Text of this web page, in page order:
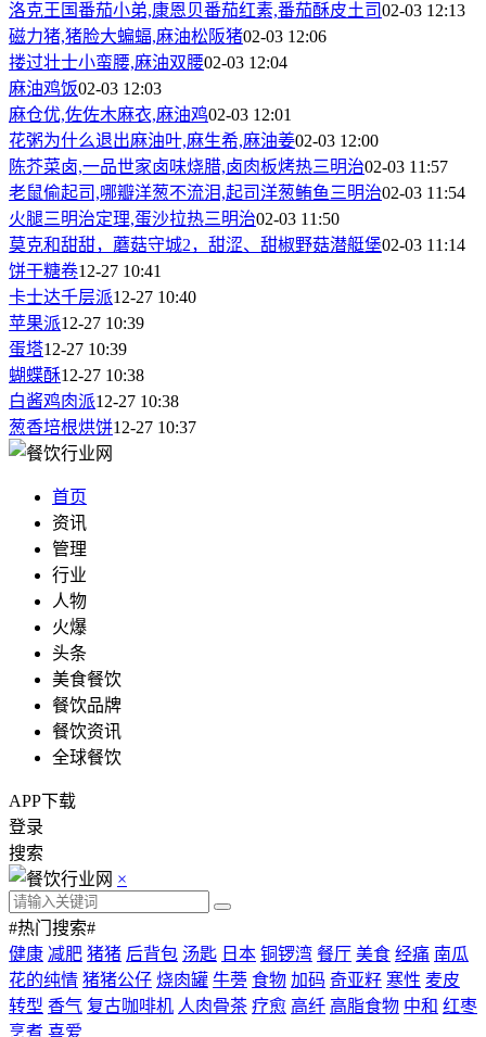
洛克王国番茄小弟,康恩贝番茄红素,番茄酥皮土司02-03 12:13
磁力猪,猪脸大蝙蝠,麻油松阪猪02-03 12:06
搂过壮士小蛮腰,麻油双腰02-03 12:04
麻油鸡饭02-03 12:03
麻仓优,佐佐木麻衣,麻油鸡02-03 12:01
花粥为什么退出麻油叶,麻生希,麻油姜02-03 12:00
陈芥菜卤,一品世家卤味烧腊,卤肉板烤热三明治02-03 11:57
老鼠偷起司,哪瓣洋葱不流泪,起司洋葱鲔鱼三明治02-03 11:54
火腿三明治定理,蛋沙拉热三明治02-03 11:50
莫克和甜甜，蘑菇守城2，甜涩、甜椒野菇潜艇堡02-03 11:14
饼干糖卷12-27 10:41
卡士达千层派12-27 10:40
苹果派12-27 10:39
蛋塔12-27 10:39
蝴蝶酥12-27 10:38
白酱鸡肉派12-27 10:38
葱香培根烘饼12-27 10:37
首页
资讯
管理
行业
人物
火爆
头条
美食餐饮
餐饮品牌
餐饮资讯
全球餐饮
APP下载
登录
搜索
×
#热门搜索#
健康 减肥 猪猪 后背包 汤匙 日本 铜锣湾 餐厅 美食 经痛 南瓜
花的纯情 猪猪公仔 烧肉罐 牛蒡 食物 加码 奇亚籽 寒性 麦皮
转型 香气 复古咖啡机 人肉骨茶 疗愈 高纤 高脂食物 中和 红枣
烹煮 喜爱